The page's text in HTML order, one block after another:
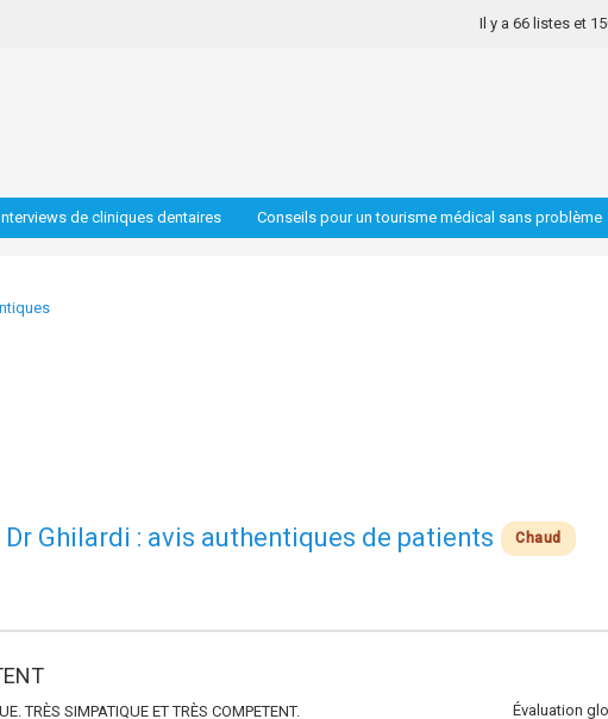
Il y a 66 listes et
de cliniques dentaires Conseils pour un tourisme médical sans problème
Dr Ghilardi : avis authentiques de patients Chaud
Évaluation
TRÈS SIMPATIQUE ET TRÈS COMPETENT.